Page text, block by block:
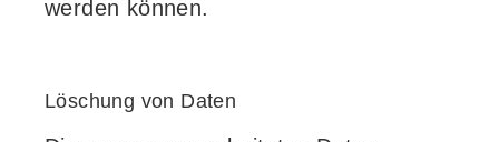
werden können.
Löschung von Daten